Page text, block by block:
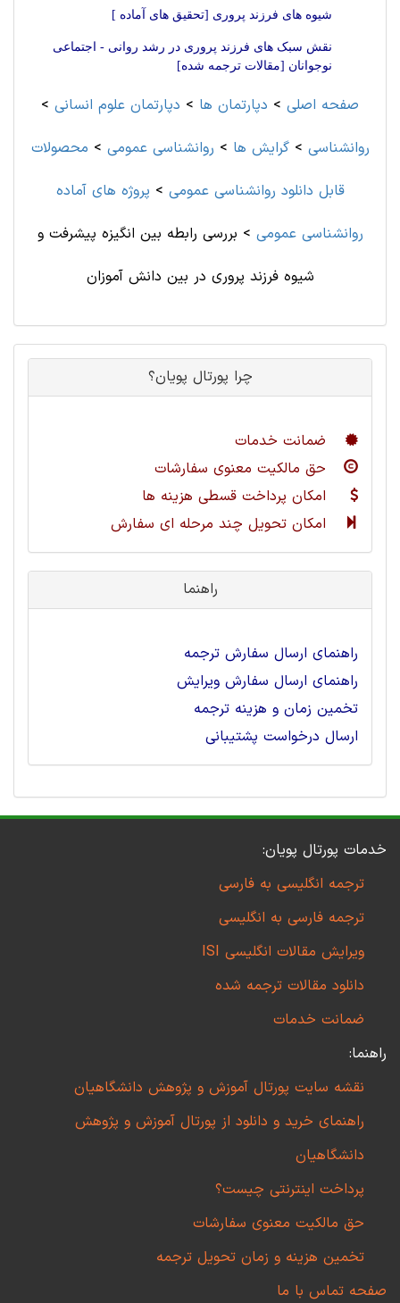
شیوه های فرزند پروری [تحقیق های آماده ]
نقش سبک های فرزند پروری در رشد روانی - اجتماعی
نوجوانان [مقالات ترجمه شده]
صفحه اصلی > دپارتمان ها > دپارتمان علوم انسانی >
روانشناسی >گرایش ها > روانشناسی‌ عمومی > محصولات
قابل دانلود روانشناسی‌ عمومی > پروژه های آماده
روانشناسی‌ عمومی > بررسی رابطه بین انگیزه پیشرفت و
شیوه فرزند پروری در بین دانش آموزان
چرا پورتال پویان؟
ضمانت خدمات
حق مالکیت معنوی سفارشات
امکان پرداخت قسطی هزینه ها
امکان تحویل چند مرحله ای سفارش
راهنما
راهنمای ارسال سفارش ترجمه
راهنمای ارسال سفارش ویرایش
تخمین زمان و هزینه ترجمه
ارسال درخواست پشتیبانی
خدمات پورتال پویان:
ترجمه انگلیسی به فارسی
ترجمه فارسی به انگلیسی
ویرایش مقالات انگلیسی ISI
دانلود مقالات ترجمه شده
ضمانت خدمات
راهنما:
نقشه سایت پورتال آموزش و پژوهش دانشگاهیان
راهنمای خرید و دانلود از پورتال آموزش و پژوهش
دانشگاهیان
پرداخت اینترنتی چیست؟
حق مالکیت معنوی سفارشات
تخمین هزینه و زمان تحویل ترجمه
صفحه تماس با ما